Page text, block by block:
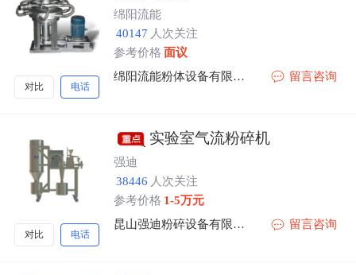
对比 电话
绵阳流能
40147 人次关注
参考价格 面议
绵阳流能粉体设备有限公司
留言咨询
对比 电话
实验室气流粉碎机
强迪
38446 人次关注
参考价格 1-5万元
昆山强迪粉碎设备有限公司
留言咨询